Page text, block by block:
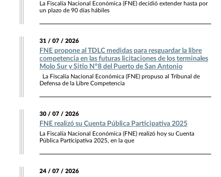
La Fiscalía Nacional Económica (FNE) decidió extender hasta por
un plazo de 90 días hábiles
31 / 07 / 2026
FNE propone al TDLC medidas para resguardar la libre
competencia en las futuras licitaciones de los terminales
Molo Sur y Sitio N°8 del Puerto de San Antonio
La Fiscalía Nacional Económica (FNE) propuso al Tribunal de
Defensa de la Libre Competencia
30 / 07 / 2026
FNE realizó su Cuenta Pública Participativa 2025
La Fiscalía Nacional Económica (FNE) realizó hoy su Cuenta
Pública Participativa 2025, en la que
24 / 07 / 2026